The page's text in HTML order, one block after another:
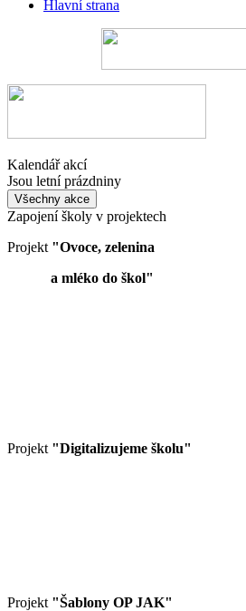
Hlavní strana
Kalendář akcí
Jsou letní prázdniny
Všechny akce
Zapojení školy v projektech
Projekt "Ovoce, zelenina
a mléko do škol"
Projekt "Digitalizujeme školu"
Projekt "Šablony OP JAK"